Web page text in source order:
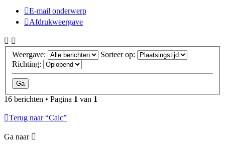
E-mail onderwerp
Afdrukweergave
Weergave:
Sorteer op:
Richting:
16 berichten • Pagina 1 van 1
Terug naar “Calc”
Ga naar